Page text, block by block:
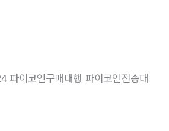
파이코인구매대행 파이코인전송대